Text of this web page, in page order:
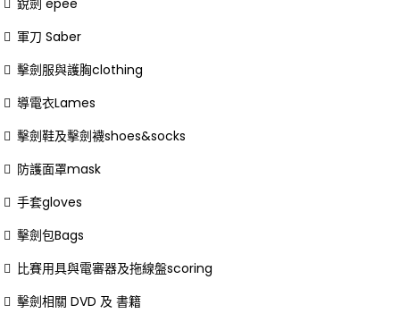
銳劍 epee
軍刀 Saber
擊劍服與護胸clothing
導電衣Lames
擊劍鞋及擊劍襪shoes&socks
防護面罩mask
手套gloves
擊劍包Bags
比賽用具與電審器及拖線盤scoring
擊劍相關 DVD 及 書籍